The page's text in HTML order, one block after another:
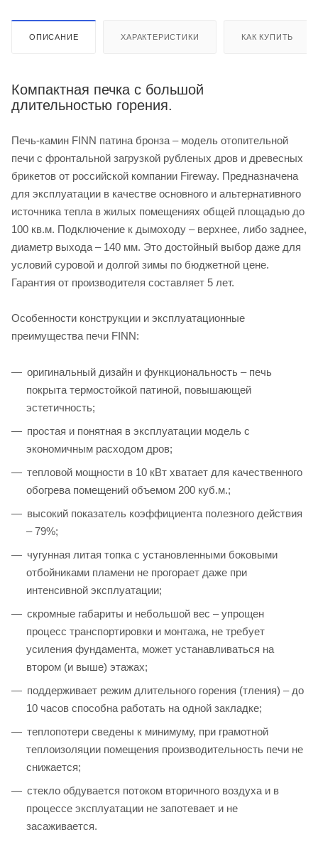
ОПИСАНИЕ ХАРАКТЕРИСТИКИ КАК КУПИТЬ
Компактная печка с большой
длительностью горения.
Печь-камин FINN патина бронза – модель отопительной
печи с фронтальной загрузкой рубленых дров и древесных
брикетов от российской компании Fireway. Предназначена
для эксплуатации в качестве основного и альтернативного
источника тепла в жилых помещениях общей площадью до
100 кв.м. Подключение к дымоходу – верхнее, либо заднее,
диаметр выхода – 140 мм. Это достойный выбор даже для
условий суровой и долгой зимы по бюджетной цене.
Гарантия от производителя составляет 5 лет.
Особенности конструкции и эксплуатационные
преимущества печи FINN:
оригинальный дизайн и функциональность – печь
покрыта термостойкой патиной, повышающей
эстетичность;
простая и понятная в эксплуатации модель с
экономичным расходом дров;
тепловой мощности в 10 кВт хватает для качественного
обогрева помещений объемом 200 куб.м.;
высокий показатель коэффициента полезного действия
– 79%;
чугунная литая топка с установленными боковыми
отбойниками пламени не прогорает даже при
интенсивной эксплуатации;
скромные габариты и небольшой вес – упрощен
процесс транспортировки и монтажа, не требует
усиления фундамента, может устанавливаться на
втором (и выше) этажах;
поддерживает режим длительного горения (тления) – до
10 часов способна работать на одной закладке;
теплопотери сведены к минимуму, при грамотной
теплоизоляции помещения производительность печи не
снижается;
стекло обдувается потоком вторичного воздуха и в
процессе эксплуатации не запотевает и не
засаживается.